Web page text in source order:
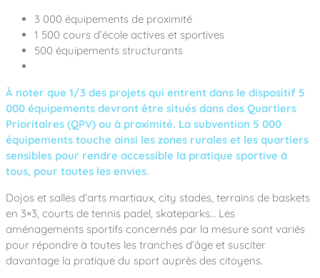
3 000 équipements de proximité
1 500 cours d’école actives et sportives
500 équipements structurants
À noter que 1/3 des projets qui entrent dans le dispositif 5
000 équipements devront être situés dans des Quartiers
Prioritaires (QPV) ou à proximité. La subvention 5 000
équipements touche ainsi les zones rurales et les quartiers
sensibles pour rendre accessible la pratique sportive à
tous, pour toutes les envies.
Dojos et salles d’arts martiaux, city stades, terrains de baskets
en 3×3, courts de tennis padel, skateparks… Les
aménagements sportifs concernés par la mesure sont variés
pour répondre à toutes les tranches d’âge et susciter
davantage la pratique du sport auprès des citoyens.